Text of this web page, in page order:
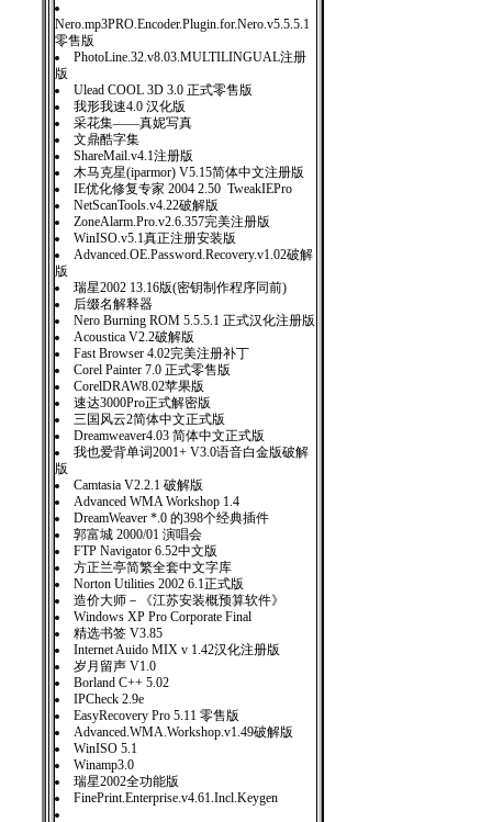
Nero.mp3PRO.Encoder.Plugin.for.Nero.v5.5.5.1
零售版
PhotoLine.32.v8.03.MULTILINGUAL注册
版
Ulead COOL 3D 3.0 正式零售版
我形我速4.0 汉化版
采花集——真妮写真
文鼎酷字集
ShareMail.v4.1注册版
木马克星(iparmor) V5.15简体中文注册版
IE优化修复专家 2004 2.50 TweakIEPro
NetScanTools.v4.22破解版
ZoneAlarm.Pro.v2.6.357完美注册版
WinISO.v5.1真正注册安装版
Advanced.OE.Password.Recovery.v1.02破解
版
瑞星2002 13.16版(密钥制作程序同前)
后缀名解释器
Nero Burning ROM 5.5.5.1 正式汉化注册版
Acoustica V2.2破解版
Fast Browser 4.02完美注册补丁
Corel Painter 7.0 正式零售版
CorelDRAW8.02苹果版
速达3000Pro正式解密版
三国风云2简体中文正式版
Dreamweaver4.03 简体中文正式版
我也爱背单词2001+ V3.0语音白金版破解
版
Camtasia V2.2.1 破解版
Advanced WMA Workshop 1.4
DreamWeaver *.0 的398个经典插件
郭富城 2000/01 演唱会
FTP Navigator 6.52中文版
方正兰亭简繁全套中文字库
Norton Utilities 2002 6.1正式版
造价大师－《江苏安装概预算软件》
Windows XP Pro Corporate Final
精选书签 V3.85
Internet Auido MIX v 1.42汉化注册版
岁月留声 V1.0
Borland C++ 5.02
IPCheck 2.9e
EasyRecovery Pro 5.11 零售版
Advanced.WMA.Workshop.v1.49破解版
WinISO 5.1
Winamp3.0
瑞星2002全功能版
FinePrint.Enterprise.v4.61.Incl.Keygen